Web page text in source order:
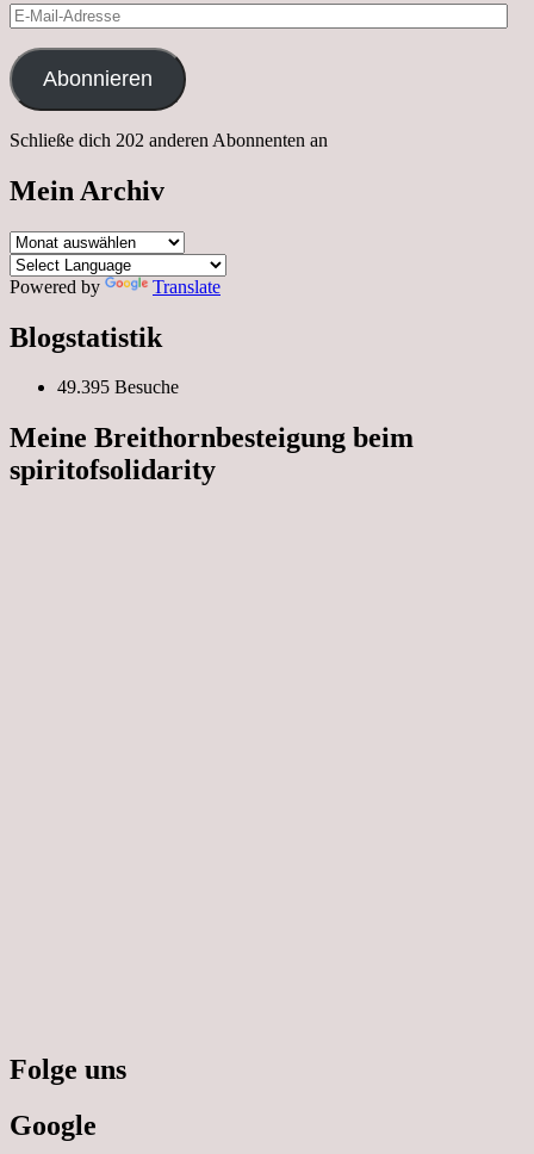
E-
Mail-
Adresse
Abonnieren
Schließe dich 202 anderen Abonnenten an
Mein Archiv
Mein
Archiv
Powered by
Translate
Blogstatistik
49.395 Besuche
Meine Breithornbesteigung beim
spiritofsolidarity
Folge uns
Google